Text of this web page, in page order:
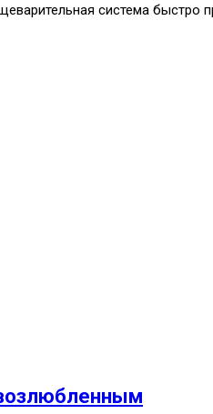
система быстро